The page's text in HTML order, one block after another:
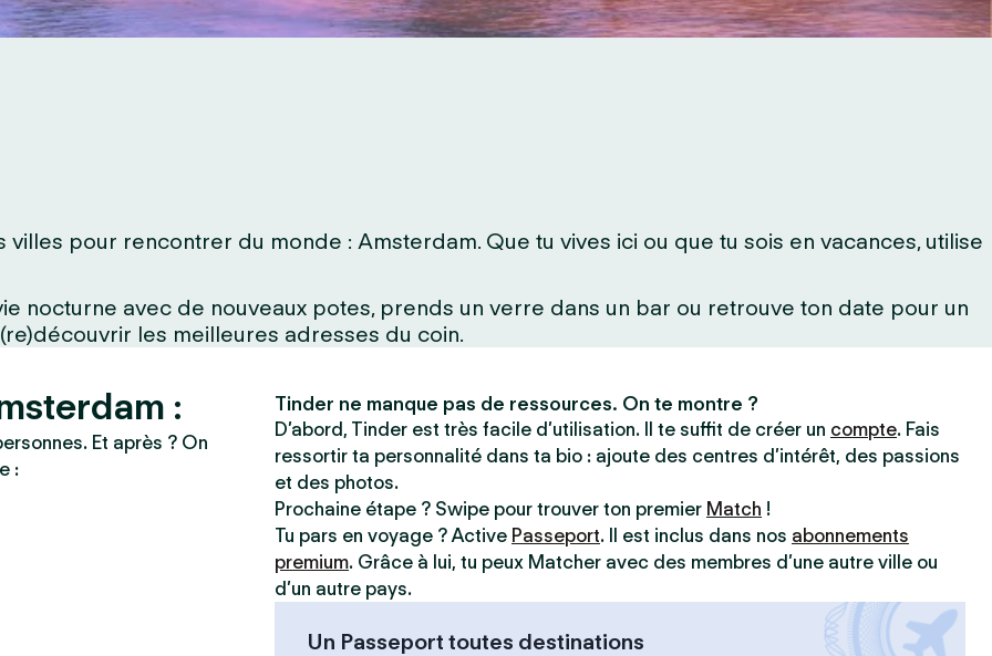
pour rencontrer du monde : Amsterdam. Que tu vives ici ou que tu sois en vacances, utilise
nocturne avec de nouveaux potes, prends un verre dans un bar ou retrouve ton date pour un
les meilleures adresses du coin.
:
Et après ? On
:
Tinder ne manque pas de ressources. On te montre ?
D’abord, Tinder est très facile d’utilisation. Il te suffit de créer un compte. Fais
ressortir ta personnalité dans ta bio : ajoute des centres d’intérêt, des passions
et des photos.
Prochaine étape ? Swipe pour trouver ton premier Match !
Tu pars en voyage ? Active Passeport. Il est inclus dans nos abonnements
premium. Grâce à lui, tu peux Matcher avec des membres d’une autre ville ou
d’un autre pays.
Un Passeport toutes destinations